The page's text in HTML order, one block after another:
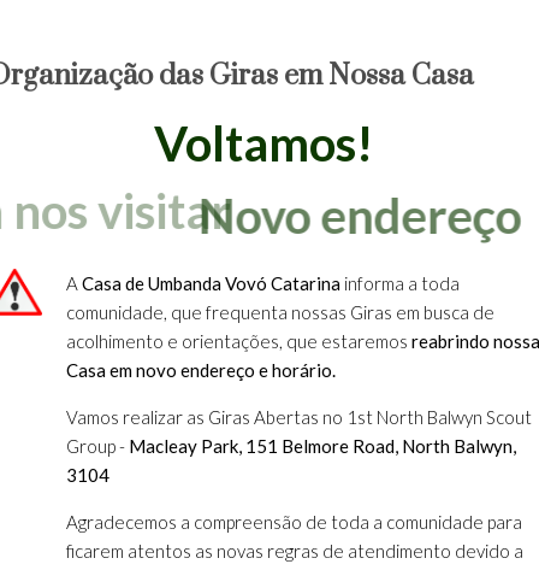
das Giras em Nossa Casa
Voltamos!
Venham nos visitar
A Casa de Umbanda Vovó Catarina informa a toda
comunidade, que frequenta nossas Giras em busca de
acolhimento e orientações, que estaremos reabrindo nossa
Casa em novo endereço e horário.
Vamos realizar as Giras Abertas no 1st North Balwyn Scout
Group - Macleay Park, 151 Belmore Road, North Balwyn,
3104
Agradecemos a compreensão de toda a comunidade para
ficarem atentos as novas regras de atendimento devido a